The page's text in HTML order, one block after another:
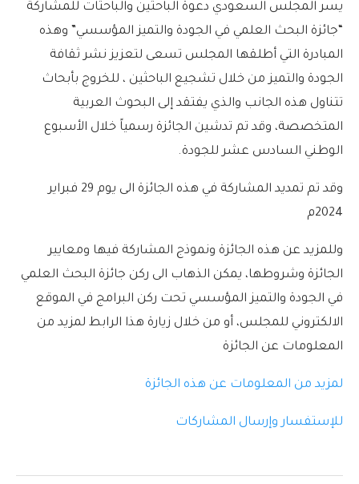
يسر المجلس السعودي دعوة الباحثين والباحثات للمشاركة
“جائزة البحث العلمي في الجودة والتميز المؤسسي” وهذه
المبادرة التي أطلقها المجلس تسعى لتعزيز نشر ثقافة
الجودة والتميز من خلال تشجيع الباحثين ، للخروج بأبحاث
تتناول هذه الجانب والذي يفتقد إلى البحوث العربية
المتخصصة، وقد تم تدشين الجائزة رسمياً خلال الأسبوع
الوطني السادس عشر للجودة.
وقد تم تمديد المشاركة في هذه الجائزة الى يوم 29 فبراير
2024م
وللمزيد عن هذه الجائزة ونموذج المشاركة فيها ومعايير
الجائزة وشروطها، يمكن الذهاب الى ركن جائزة البحث العلمي
في الجودة والتميز المؤسسي تحت ركن البرامج في الموقع
الالكتروني للمجلس، أو من خلال زيارة هذا الرابط لمزيد من
المعلومات عن الجائزة
لمزيد من المعلومات عن هذه الجائزة
للإستفسار وإرسال المشاركات